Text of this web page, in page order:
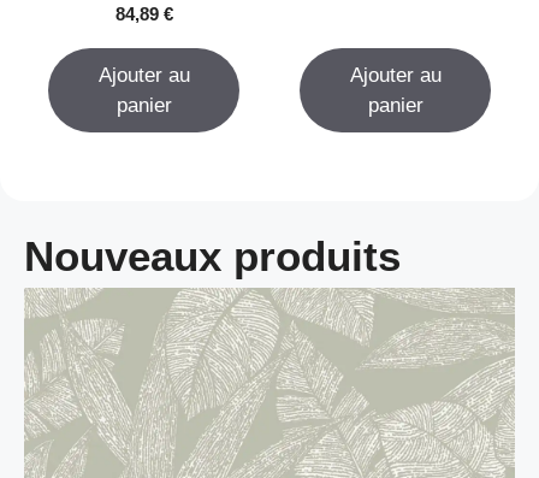
5
84,89 €
Ajouter au
panier
Ajouter au
panier
Nouveaux produits